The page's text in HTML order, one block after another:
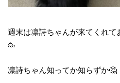
週末は凛詩ちゃんが来てくれて
🥳
凛詩ちゃん知ってか知らずか🤔